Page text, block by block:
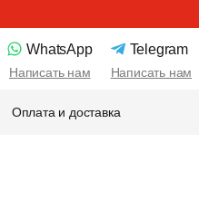
WhatsApp
Написать нам
Telegram
Написать нам
Оплата и доставка